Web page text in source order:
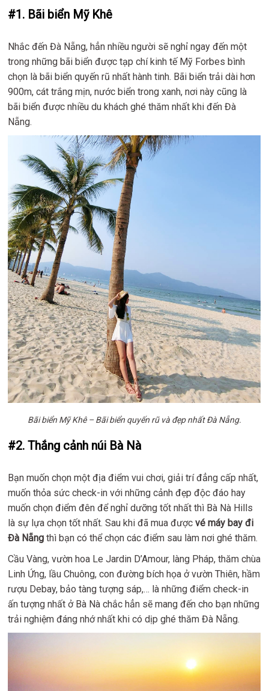
#1. Bãi biển Mỹ Khê
Nhắc đến Đà Nẵng, hẳn nhiều người sẽ nghỉ ngay đến một
trong những bãi biển được tạp chí kinh tế Mỹ Forbes bình
chọn là bãi biển quyến rũ nhất hành tinh. Bãi biển trải dài hơn
900m, cát trắng mịn, nước biển trong xanh, nơi này cũng là
bãi biển được nhiều du khách ghé thăm nhất khi đến Đà
Nẵng.
Bãi biển Mỹ Khê – Bãi biển quyến rũ và đẹp nhất Đà Nẵng.
#2. Thắng cảnh núi Bà Nà
Bạn muốn chọn một địa điểm vui chơi, giải trí đẳng cấp nhất,
muốn thỏa sức check-in với những cảnh đẹp độc đáo hay
muốn chọn điểm đên để nghỉ dưỡng tốt nhất thì Bà Nà Hills
là sự lựa chọn tốt nhất. Sau khi đã mua đượcvé máy bay đi
Đà Nẵngthì bạn có thể chọn các điểm sau làm nơi ghé thăm.
Cầu Vàng, vườn hoa Le Jardin D’Amour, làng Pháp, thăm chùa
Linh Ứng, lầu Chuông, con đường bích họa ở vườn Thiên, hầm
rượu Debay, bảo tàng tượng sáp,… là những điểm check-in
ấn tượng nhất ở Bà Nà chắc hẳn sẽ mang đến cho bạn những
trải nghiệm đáng nhớ nhất khi có dịp ghé thăm Đà Nẵng.